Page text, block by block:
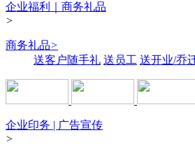
企业福利｜商务礼品
>
商务礼品>
送客户随手礼 送员工 送开业/乔
企业印务 | 广告宣传
>